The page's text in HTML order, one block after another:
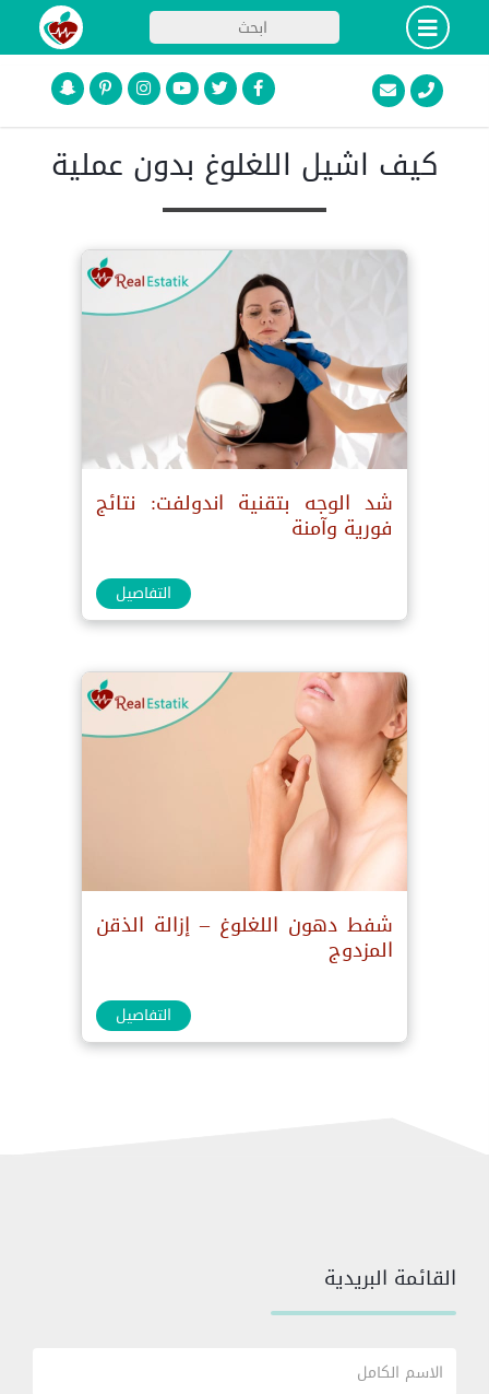
كيف اشيل اللغلوغ بدون عملية
شد الوجه بتقنية اندولفت: نتائج
فورية وآمنة
التفاصيل
شفط دهون اللغلوغ – إزالة الذقن
المزدوج
التفاصيل
القائمة البريدية